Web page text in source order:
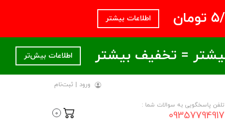
اطلاعات بیشتر
اطلاعات بیش‌تر
ورود | ثبت‌نام
تلفن پاسخگویی به سوالات شما :
09357794917
0